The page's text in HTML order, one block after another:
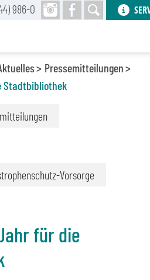
Pressemitteilungen
Stadtbibliothek
Vorsorge
für die
986-0